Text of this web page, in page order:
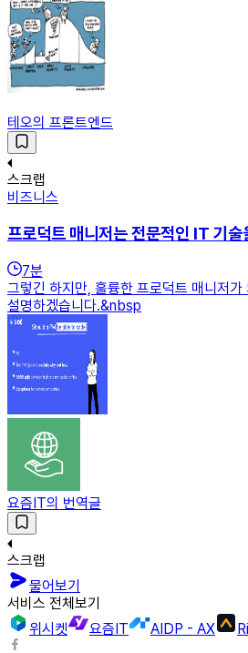
테오의 프론트엔드
스크랩
비즈니스
프로덕트 매니저는 전문적인 IT 기술
7분
그렇긴 하지만, 훌륭한 프로덕트 매니저
설명하겠습니다.&nbsp
요즘IT의 번역글
스크랩
물어보기
서비스 전체보기
위시켓
요즘IT AIDP - AX